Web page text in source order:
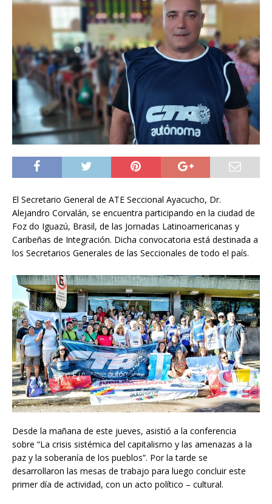
El Secretario General de ATE Seccional Ayacucho, Dr.
Alejandro Corvalán, se encuentra participando en la ciudad de
Foz do Iguazú, Brasil, de las Jornadas Latinoamericanas y
Caribeñas de Integración. Dicha convocatoria está destinada a
los Secretarios Generales de las Seccionales de todo el país.
Desde la mañana de este jueves, asistió a la conferencia
sobre “La crisis sistémica del capitalismo y las amenazas a la
paz y la soberanía de los pueblos”. Por la tarde se
desarrollaron las mesas de trabajo para luego concluir este
primer día de actividad, con un acto político – cultural.